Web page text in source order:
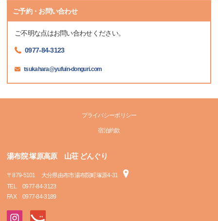
ご予約・お問い合わせ
ご不明な点はお問い合わせください。
0977-84-3123
tsukahara@yufuin-donguri.com
プライバシーポリシー
宿泊約款
湯布院 塚原高原 山荘 どんぐり
〒879-5101
大分県由布市湯布院町塚原4-31
TEL
0977-84-3123
FAX
0977-84-3189